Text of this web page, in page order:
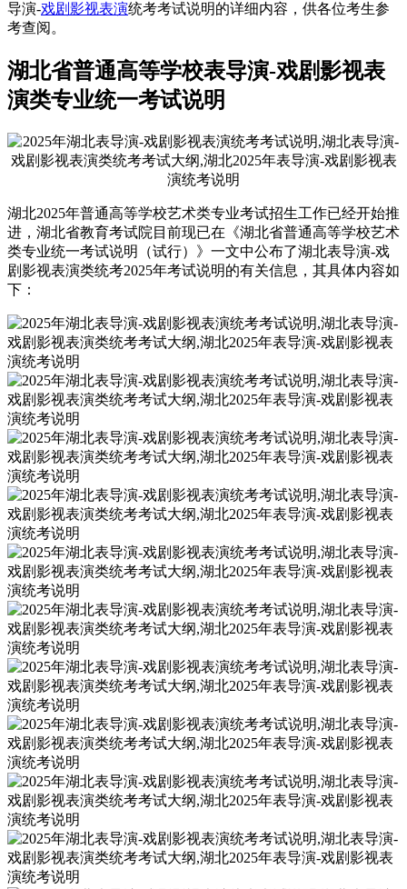
导演-戏剧影视表演统考考试说明的详细内容，供各位考生参
考查阅。
湖北省普通高等学校表导演-戏剧影视表
演类专业统一考试说明
湖北2025年普通高等学校艺术类专业考试招生工作已经开始推
进，湖北省教育考试院目前现已在《湖北省普通高等学校艺术
类专业统一考试说明（试行）》一文中公布了湖北表导演-戏
剧影视表演类统考2025年考试说明的有关信息，其具体内容如
下：